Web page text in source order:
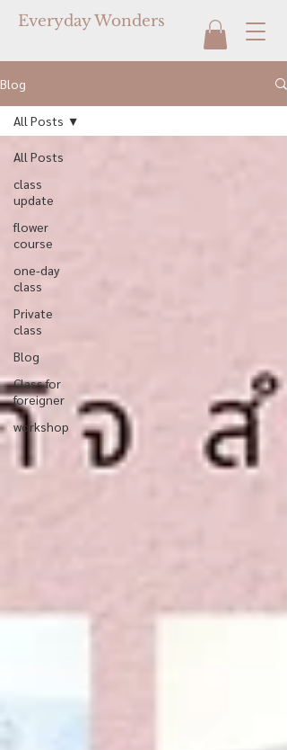
Everyday Wonders
Blog
All Posts
class
update
flower
course
one-day
class
Private
class
Blog
Class for
foreigner
workshop
All Posts